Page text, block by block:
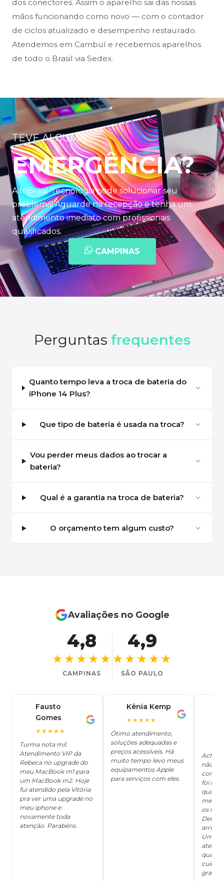
dos conectores. Assim o aparelho sai das nossas
mãos funcionando como novo — com o contador
de ciclos atualizado e desempenho restaurado.
Atendemos em Cambuí e recebemos aparelhos
de todo o Brasil via Sedex.
TEVE ALGUMA
EMERGÊNCIA?
A InBrasil Tecnologia pode solucionar seu
problema! Aguarde na recepção e tenha um
atendimento imediato com profissionais
qualificados.
CAMPINAS
Perguntas frequentes
Quanto tempo leva a troca de bateria do
iPhone 14 Plus?
Que tipo de bateria é usada na troca?
Vou perder meus dados ao trocar a
bateria?
Qual é a garantia na troca de bateria?
O orçamento tem algum custo?
Avaliações no Google
4,8
★★★★★
CAMPINAS
4,9
★★★★★
SÃO PAULO
Fausto
Gomes
★★★★★
Turma nota mil.
Atendimento VIP da
Rebeca no upgrade do
meu MacBook m1 para
um MacBook m2. Hoje
fui atendido pela Vitória
pra ver uma upgrade no
meu iphone e
novamente toda
atenção. Parabéns.
Kênia Kemp
★★★★★
Ótimo atendimento,
soluções adequadas e
preços acessíveis. Há
muito tempo levo meus
equipamentos Apple
para serviços com eles.
Achei
não
foi
me
os
Deus,
Um
grata!!!